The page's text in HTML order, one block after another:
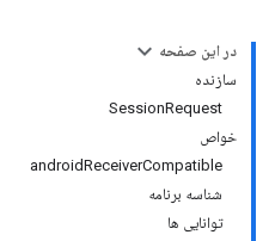
در این صفحه
سازنده
SessionRequest
خواص
androidReceiverCompatible
شناسه برنامه
توانایی ها